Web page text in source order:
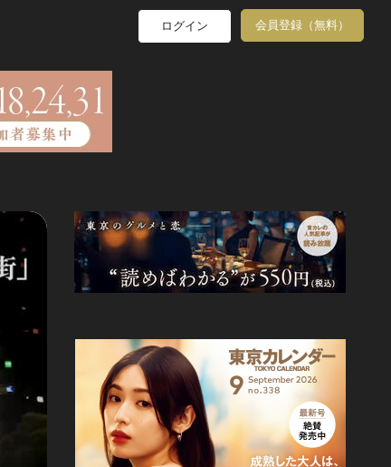
ログイン 会員登録（無料）